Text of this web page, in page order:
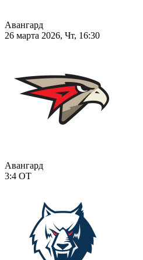
Авангард
26 марта 2026, Чт, 16:30
Авангард
3:4 ОТ